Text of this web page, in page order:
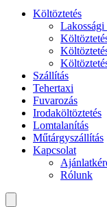
Költöztetés
Szállítás
Tehertaxi
Fuvarozás
Irodaköltöztetés
Lomtalanítás
Műtárgyszállítás
Kapcsolat
Rólunk